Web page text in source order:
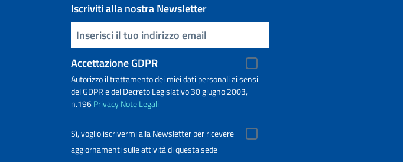
Iscriviti alla nostra Newsletter
Inserisci la tua email
Accettazione GDPR
Autorizzo il trattamento dei miei dati personali ai sensi
del GDPR e del Decreto Legislativo 30 giugno 2003,
n.196PrivacyNote Legali
Sì, voglio iscrivermi alla Newsletter per ricevere
aggiornamenti sulle attività di questa sede